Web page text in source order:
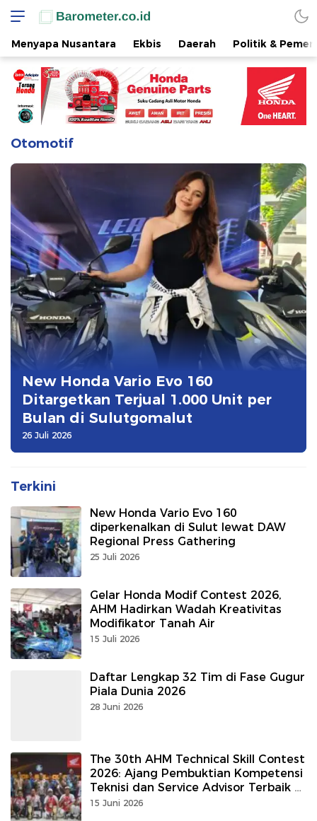
Menyapa Nusantara Ekbis Daerah Politik &
Otomotif
New Honda Vario Evo 160
Ditargetkan Terjual 1.000 Unit per
Bulan di Sulutgomalut
26 Juli 2026
Terkini
New Honda Vario Evo 160
diperkenalkan di Sulut lewat DAW
Regional Press Gathering
25 Juli 2026
Gelar Honda Modif Contest 2026,
AHM Hadirkan Wadah Kreativitas
Modifikator Tanah Air
15 Juli 2026
Daftar Lengkap 32 Tim di Fase Gugur
Piala Dunia 2026
28 Juni 2026
The 30th AHM Technical Skill Contest
2026: Ajang Pembuktian Kompetensi
Teknisi dan Service Advisor Terbaik di
Sulutgomalut
15 Juni 2026